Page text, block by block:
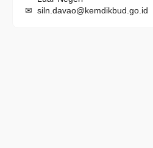
siln.davao@kemdikbud.go.id